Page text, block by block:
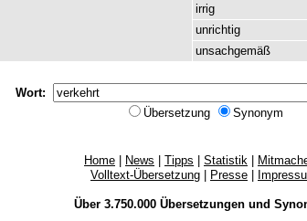
irrig
unrichtig
unsachgemäß
Wort:
Übersetzung
Synonym
Home News Tipps Statistik
Volltext-Übersetzung
Presse
Über 3.750.000 Übersetzungenund